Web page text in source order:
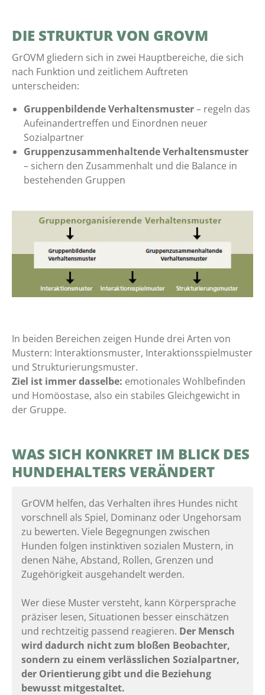
DIE STRUKTUR VON GROVM
GrOVM gliedern sich in zwei Hauptbereiche, die sich
nach Funktion und zeitlichem Auftreten
unterscheiden:
Gruppenbildende Verhaltensmuster– regeln das
Aufeinandertreffen und Einordnen neuer
Sozialpartner
Gruppenzusammenhaltende Verhaltensmuster
– sichern den Zusammenhalt und die Balance in
bestehenden Gruppen
In beiden Bereichen zeigen Hunde drei Arten von
Mustern: Interaktionsmuster, Interaktionsspielmuster
und Strukturierungsmuster.
Ziel ist immer dasselbe: emotionales Wohlbefinden
und Homöostase, also ein stabiles Gleichgewicht in
der Gruppe.
WAS SICH KONKRET IM BLICK DES
HUNDEHALTERS VERÄNDERT
GrOVM helfen, das Verhalten ihres Hundes nicht
vorschnell als Spiel, Dominanz oder Ungehorsam
zu bewerten. Viele Begegnungen zwischen
Hunden folgen instinktiven sozialen Mustern, in
denen Nähe, Abstand, Rollen, Grenzen und
Zugehörigkeit ausgehandelt werden.
Wer diese Muster versteht, kann Körpersprache
präziser lesen, Situationen besser einschätzen
und rechtzeitig passend reagieren. Der Mensch
wird dadurch nicht zum bloßen Beobachter,
sondern zu einem verlässlichen Sozialpartner,
der Orientierung gibt und die Beziehung
bewusst mitgestaltet.